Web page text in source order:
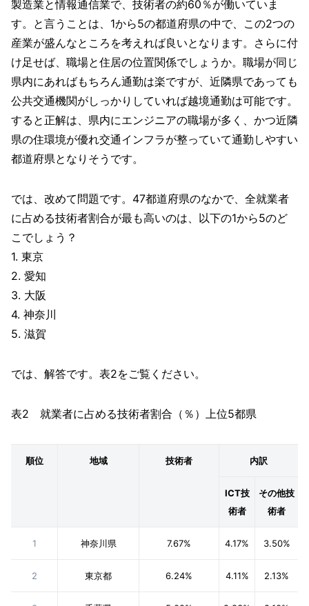
製造業と情報通信業で、技術者の約60％が働いていま
す。と言うことは、1から5の都道府県の中で、この2つの
産業が盛んなところを考えれば良いとなります。さらに付
け足せば、職場と住居の位置関係でしょうか。職場が同じ
県内にあればもちろん通勤は楽ですが、近隣県であっても
公共交通機関がしっかりしていれば越境通勤は可能です。
すると正解は、県内にエンジニアの職場が多く、かつ近隣
県の住環境が優れ交通インフラが整っていて通勤しやすい
都道府県となりそうです。
では、改めて問題です。47都道府県のなかで、全就業者
に占める技術者割合が最も高いのは、以下の1から5のど
こでしょう？
1. 東京
2. 愛知
3. 大阪
4. 神奈川
5. 滋賀
では、解答です。表2をご覧ください。
表2 就業者に占める技術者割合（％）上位5都県
順位 地域 技術者 内訳
ICT技
術者
その他技
術者
1 神奈川県 7.67% 4.17% 3.50%
2 東京都 6.24% 4.11% 2.13%